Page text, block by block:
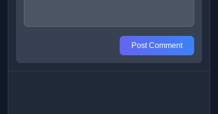
Post Comment